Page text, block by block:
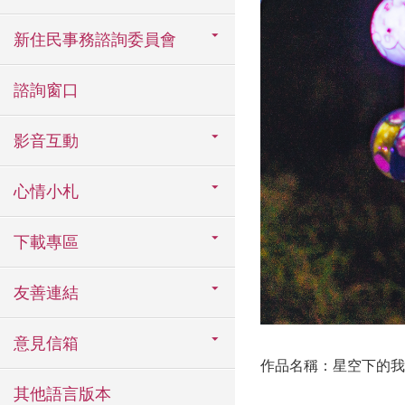
新住民事務諮詢委員會
諮詢窗口
影音互動
心情小札
下載專區
友善連結
意見信箱
其他語言版本
作品名稱：星空下的